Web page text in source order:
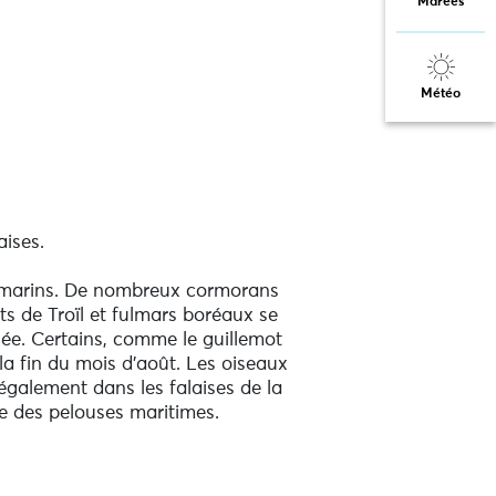
Météo
De nombreux cormorans
de Troïl et fulmars boréaux se
Certains, comme le guillemot
fin du mois d’août. Les oiseaux
dans les falaises de la
des pelouses maritimes.